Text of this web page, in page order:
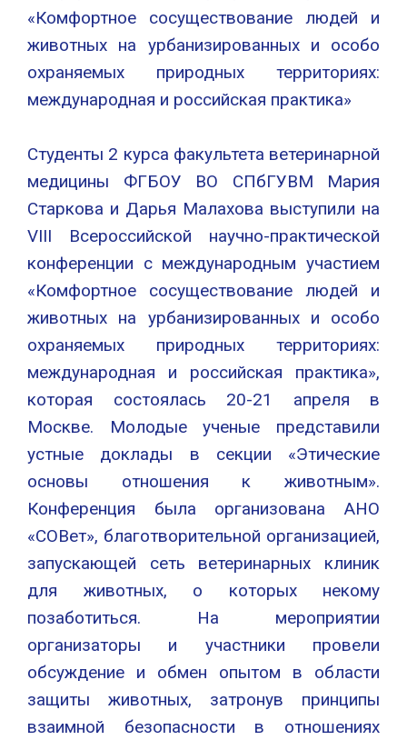
«Комфортное сосуществование людей и
животных на урбанизированных и особо
охраняемых природных территориях:
международная и российская практика»
Студенты 2 курса факультета ветеринарной
медицины ФГБОУ ВО СПбГУВМ Мария
Старкова и Дарья Малахова выступили на
VIII Всероссийской научно-практической
конференции с международным участием
«Комфортное сосуществование людей и
животных на урбанизированных и особо
охраняемых природных территориях:
международная и российская практика»,
которая состоялась 20-21 апреля в
Москве. Молодые ученые представили
устные доклады в секции «Этические
основы отношения к животным».
Конференция была организована АНО
«СОВет», благотворительной организацией,
запускающей сеть ветеринарных клиник
для животных, о которых некому
позаботиться. На мероприятии
организаторы и участники провели
обсуждение и обмен опытом в области
защиты животных, затронув принципы
взаимной безопасности в отношениях